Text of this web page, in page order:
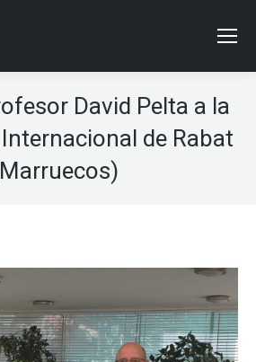
David Pelta a la
de Rabat